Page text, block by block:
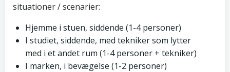
situationer / scenarier:
Hjemme i stuen, siddende (1-4 personer)
I studiet, siddende, med tekniker som lytter
med i et andet rum (1-4 personer + tekniker)
I marken, i bevægelse (1-2 personer)